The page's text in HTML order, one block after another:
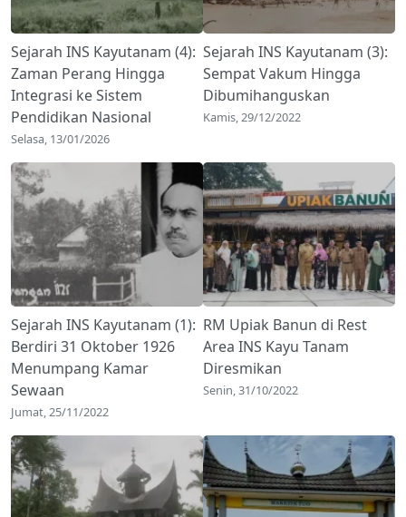
Sejarah INS Kayutanam (4):
Zaman Perang Hingga
Integrasi ke Sistem
Pendidikan Nasional
Selasa, 13/01/2026
Sejarah INS Kayutanam (3):
Sempat Vakum Hingga
Dibumihanguskan
Kamis, 29/12/2022
Sejarah INS Kayutanam (1):
Berdiri 31 Oktober 1926
Menumpang Kamar
Sewaan
Jumat, 25/11/2022
RM Upiak Banun di Rest
Area INS Kayu Tanam
Diresmikan
Senin, 31/10/2022